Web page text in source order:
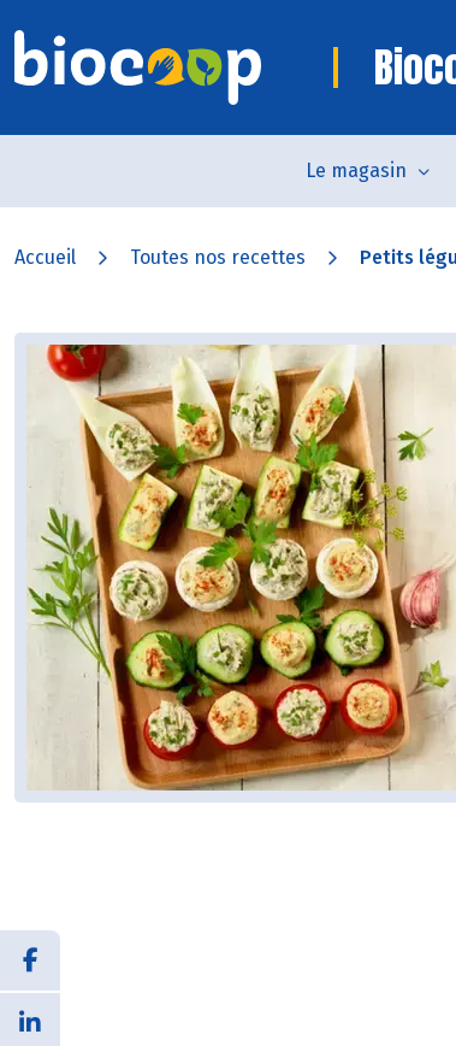
Le magasin
Accueil Toutes nos recettes Petits